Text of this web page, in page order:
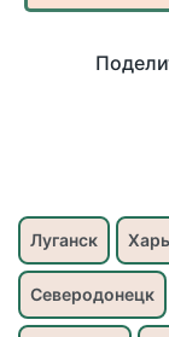
Луганск
Северодонецк